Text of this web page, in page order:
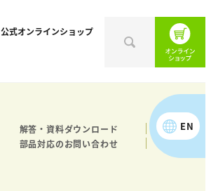
解答・資料ダウンロード
部品対応のお問い合わせ
公式オンラインショップ
EN